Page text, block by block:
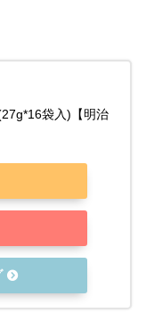
袋入)【明治